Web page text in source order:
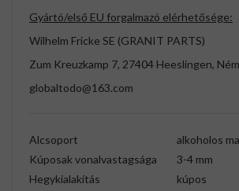
Gyártó/első EU forgalmazó elérhetősége:
Wilhelm Fricke SE (GRANIT PARTS)
Zum Kreuzkamp 7, 27404 Heeslingen,
globaltodo@163.com
Alcsoport
alkoholos
Kúposak vonalvastagsága
3-4 mm
Hegykialakítás
kúpos